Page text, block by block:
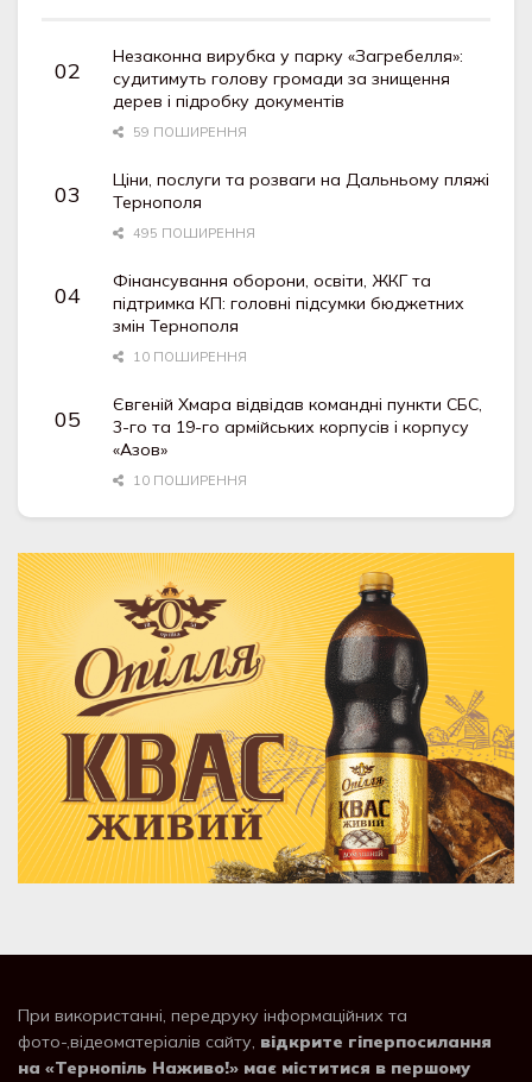
Незаконна вирубка у парку «Загребелля»:
судитимуть голову громади за знищення
дерев і підробку документів
59 ПОШИРЕННЯ
Ціни, послуги та розваги на Дальньому пляжі
Тернополя
495 ПОШИРЕННЯ
Фінансування оборони, освіти, ЖКГ та
підтримка КП: головні підсумки бюджетних
змін Тернополя
10 ПОШИРЕННЯ
Євгеній Хмара відвідав командні пункти СБС,
3-го та 19-го армійських корпусів і корпусу
«Азов»
10 ПОШИРЕННЯ
При використанні, передруку інформаційних та
фото-,відеоматеріалів сайту, відкрите гіперпосилання
на «Тернопіль Наживо!» має міститися в першому